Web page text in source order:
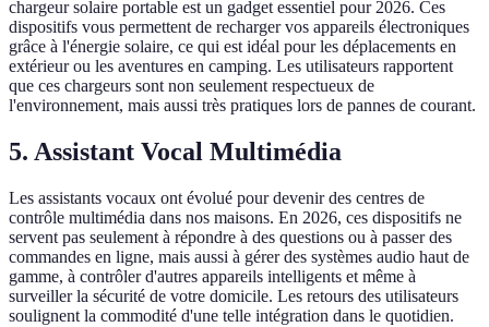
chargeur solaire portable est un gadget essentiel pour 2026. Ces
dispositifs vous permettent de recharger vos appareils électroniques
grâce à l'énergie solaire, ce qui est idéal pour les déplacements en
extérieur ou les aventures en camping. Les utilisateurs rapportent
que ces chargeurs sont non seulement respectueux de
l'environnement, mais aussi très pratiques lors de pannes de courant.
5. Assistant Vocal Multimédia
Les assistants vocaux ont évolué pour devenir des centres de
contrôle multimédia dans nos maisons. En 2026, ces dispositifs ne
servent pas seulement à répondre à des questions ou à passer des
commandes en ligne, mais aussi à gérer des systèmes audio haut de
gamme, à contrôler d'autres appareils intelligents et même à
surveiller la sécurité de votre domicile. Les retours des utilisateurs
soulignent la commodité d'une telle intégration dans le quotidien.